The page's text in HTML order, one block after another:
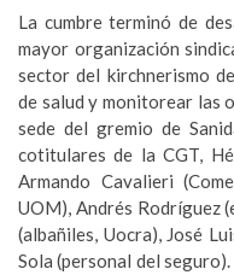
La cumbre terminó de
mayor organización
sector del kirchnerismo
de salud y monitorear las
sede del gremio de
cotitulares de la CGT,
Armando Cavalieri
UOM), Andrés Rodríguez
(albañiles, Uocra), José
Sola (personal del